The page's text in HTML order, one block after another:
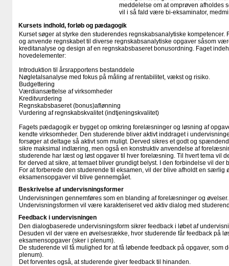
meddelelse om at omprøven afholdes
vil i så fald være bi-eksaminator,
Kursets indhold, forløb og pædagogik
Kurset søger at styrke den studerendes regnskabsanalytiske kompetencer.
og anvende regnskabet til diverse regnskabsanalytiske opgaver såsom
kreditanalyse og design af en regnskabsbaseret bonusordning. Faget
hovedelementer:
Introduktion til årsrapportens bestanddele
Nøgletalsanalyse med fokus på måling af rentabilitet, vækst og risiko.
Budgettering
Værdiansættelse af virksomheder
Kreditvurdering
Regnskabsbaseret (bonus)aflønning
Vurdering af regnskabskvalitet (indtjeningskvalitet)
Fagets pædagogik er bygget op omkring forelæsninger og løsning af
kendte virksomheder. Den studerende bliver aktivt inddraget i
forsøger at deltage så aktivt som muligt. Derved sikres et godt og
sikre maksimal indlæring, men også en konstruktiv anvendelse af
studerende har læst og løst opgaver til hver forelæsning. Til hvert tema vil
for derved at sikre, at temaet bliver grundigt belyst. I den forbindelse vil der
For at forberede den studerende til eksamen, vil der blive afholdt en
eksamensopgaver vil blive gennemgået.
Beskrivelse af undervisningsformer
Undervisningen gennemføres som en blanding af forelæsninger og øvelser.
Undervisningsformen vil være karakteriseret ved aktiv dialog med
Feedback i undervisningen
Den dialogbaserede undervisningsform sikrer feedback i løbet af
Desuden vil der være en øvelsesrække, hvor studerende får feedback på
eksamensopgaver (sker i plenum).
De studerende vil få mulighed for at få løbende feedback på opgaver, som
plenum).
Det forventes også, at studerende giver feedback til hinanden.